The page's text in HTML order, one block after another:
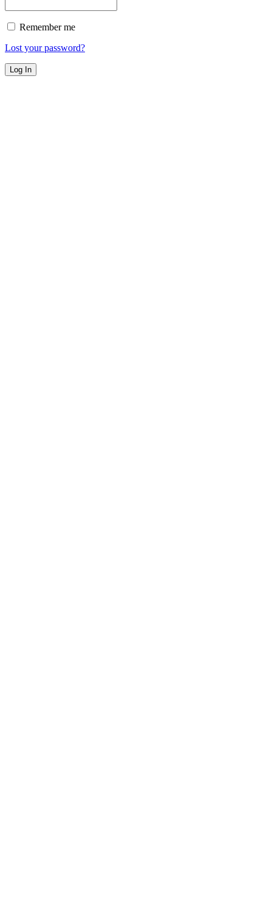
Remember me
Lost your password?